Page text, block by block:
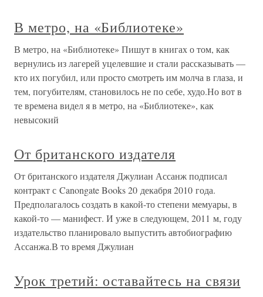
В метро, на «Библиотеке»
В метро, на «Библиотеке» Пишут в книгах о том, как
вернулись из лагерей уцелевшие и стали рассказывать —
кто их погубил, или просто смотреть им молча в глаза, и
тем, погубителям, становилось не по себе, худо.Но вот в
те времена видел я в метро, на «Библиотеке», как
невысокий
От британского издателя
От британского издателя Джулиан Ассанж подписал
контракт с Canongate Books 20 декабря 2010 года.
Предполагалось создать в какой-то степени мемуары, в
какой-то — манифест. И уже в следующем, 2011 м, году
издательство планировало выпустить автобиографию
Ассанжа.В то время Джулиан
Урок третий: оставайтесь на связи